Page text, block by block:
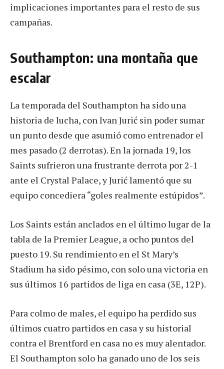
implicaciones importantes para el resto de sus
campañas.
Southampton: una montaña que
escalar
La temporada del Southampton ha sido una
historia de lucha, con Ivan Jurić sin poder sumar
un punto desde que asumió como entrenador el
mes pasado (2 derrotas). En la jornada 19, los
Saints sufrieron una frustrante derrota por 2-1
ante el Crystal Palace, y Jurić lamentó que su
equipo concediera “goles realmente estúpidos”.
Los Saints están anclados en el último lugar de la
tabla de la Premier League, a ocho puntos del
puesto 19. Su rendimiento en el St Mary’s
Stadium ha sido pésimo, con solo una victoria en
sus últimos 16 partidos de liga en casa (3E, 12P).
Para colmo de males, el equipo ha perdido sus
últimos cuatro partidos en casa y su historial
contra el Brentford en casa no es muy alentador.
El Southampton solo ha ganado uno de los seis